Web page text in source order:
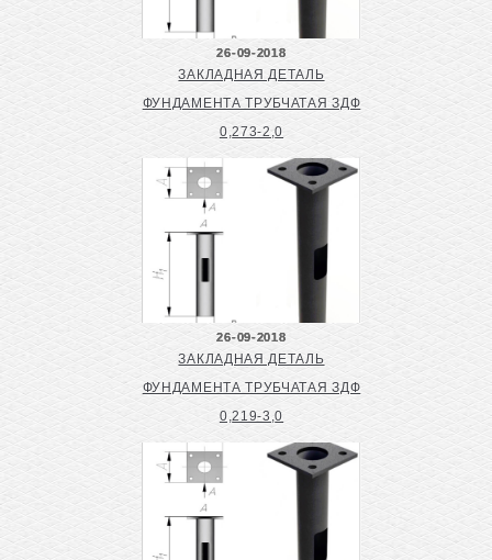
26-09-2018
ЗАКЛАДНАЯ ДЕТАЛЬ
ФУНДАМЕНТА ТРУБЧАТАЯ ЗДФ
0,273-2,0
26-09-2018
ЗАКЛАДНАЯ ДЕТАЛЬ
ФУНДАМЕНТА ТРУБЧАТАЯ ЗДФ
0,219-3,0